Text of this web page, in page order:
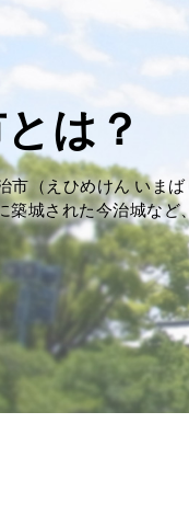
は？
市（えひめけん いま
築城された今治城など